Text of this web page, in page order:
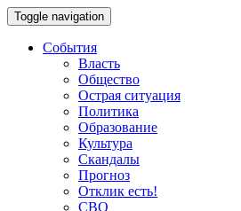
Toggle navigation
События
Власть
Общество
Острая ситуация
Политика
Образование
Культура
Скандалы
Прогноз
Отклик есть!
СВО